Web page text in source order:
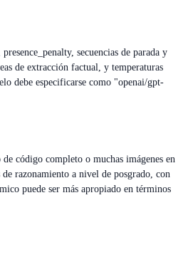
secuencias de parada y
de extracción factual, y temperaturas
debe especificarse como "openai/gpt-
código completo o muchas imágenes en
razonamiento a nivel de posgrado, con
puede ser más apropiado en términos